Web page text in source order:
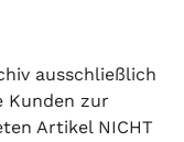
ausschließlich
Kunden zur
Artikel NICHT